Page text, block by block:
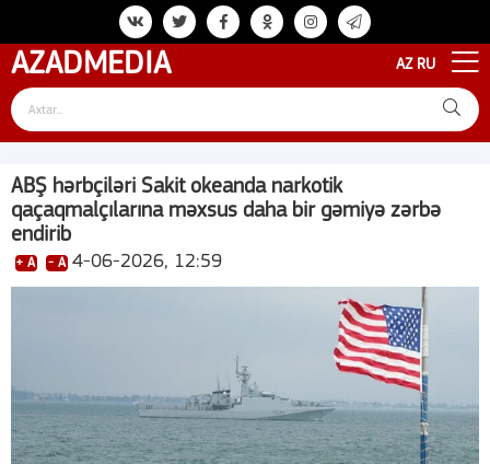
AZADMEDIA AZ RU
ABŞ hərbçiləri Sakit okeanda narkotik
qaçaqmalçılarına məxsus daha bir gəmiyə zərbə
endirib
+ A - A 4-06-2026, 12:59